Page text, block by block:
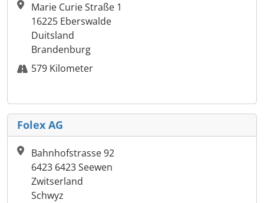
Marie Curie Straße 1
16225 Eberswalde
Duitsland
Brandenburg
579 Kilometer
Folex AG
Bahnhofstrasse 92
6423 6423 Seewen
Zwitserland
Schwyz